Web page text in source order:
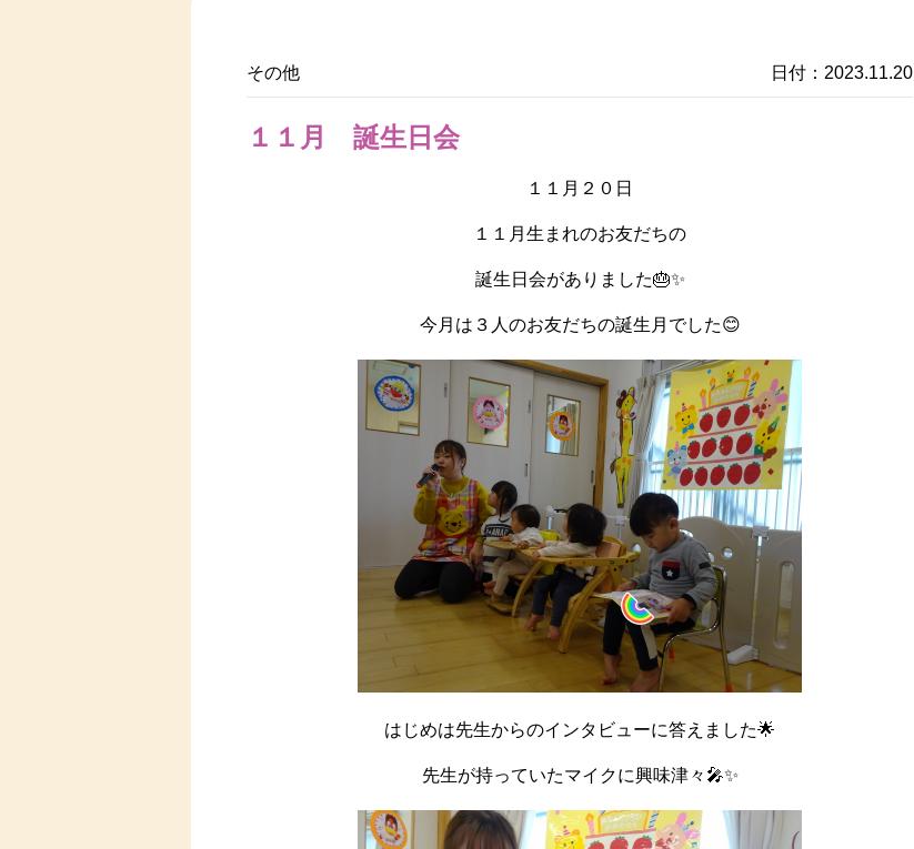
その他 日付：2023.11.20
１１月 誕生日会
１１月２０日
１１月生まれのお友だちの
誕生日会がありました🎂✨
今月は３人のお友だちの誕生月でした😊
はじめは先生からのインタビューに答えました🌟
先生が持っていたマイクに興味津々🎤✨